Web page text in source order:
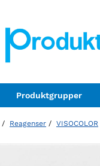
Produktgrupper
/ Reagenser / VISOCOLOR